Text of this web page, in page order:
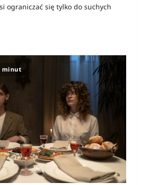
ograniczać się tylko do suchych
minut